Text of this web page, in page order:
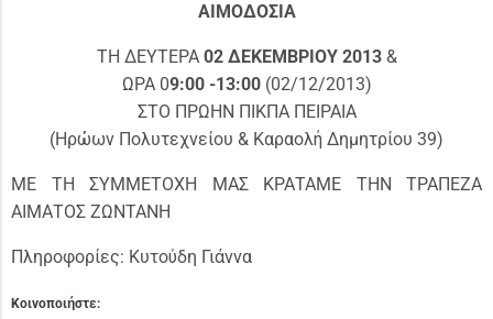
ΑΙΜΟΔΟΣΙΑ
ΤΗ ΔΕΥΤΕΡΑ 02 ΔΕΚΕΜΒΡΙΟΥ 2013&
ΩΡΑ 09:00 -13:00(02/12/2013)
ΣΤΟ ΠΡΩΗΝ ΠΙΚΠΑ ΠΕΙΡΑΙΑ
(Ηρώων Πολυτεχνείου & Καραολή Δημητρίου 39)
ΜΕ ΤΗ ΣΥΜΜΕΤΟΧΗ ΜΑΣ ΚΡΑΤΑΜΕ ΤΗΝ ΤΡΑΠΕΖΑ
ΑΙΜΑΤΟΣ ΖΩΝΤΑΝΗ
Πληροφορίες: Κυτούδη Γιάννα
Κοινοποιήστε: